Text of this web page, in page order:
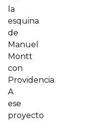
la
esquina
de
Manuel
Montt
con
Providencia.
A
ese
proyecto